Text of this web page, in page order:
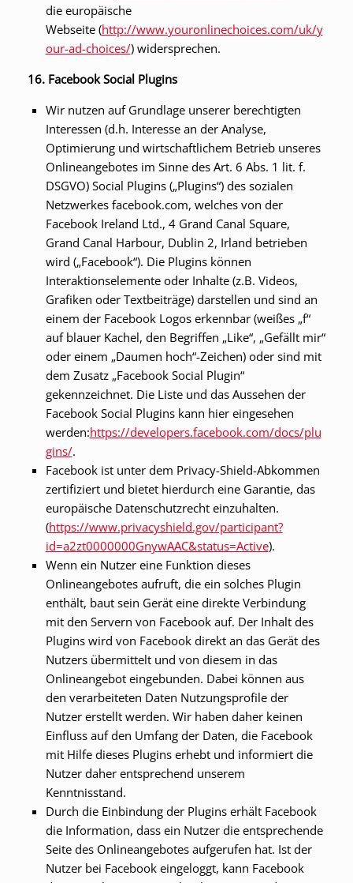
die europäische
Webseite (http://www.youronlinechoices.com/uk/y
our-ad-choices/) widersprechen.
16. Facebook Social Plugins
Wir nutzen auf Grundlage unserer berechtigten
Interessen (d.h. Interesse an der Analyse,
Optimierung und wirtschaftlichem Betrieb unseres
Onlineangebotes im Sinne des Art. 6 Abs. 1 lit. f.
DSGVO) Social Plugins („Plugins“) des sozialen
Netzwerkes facebook.com, welches von der
Facebook Ireland Ltd., 4 Grand Canal Square,
Grand Canal Harbour, Dublin 2, Irland betrieben
wird („Facebook“). Die Plugins können
Interaktionselemente oder Inhalte (z.B. Videos,
Grafiken oder Textbeiträge) darstellen und sind an
einem der Facebook Logos erkennbar (weißes „f“
auf blauer Kachel, den Begriffen „Like“, „Gefällt mir“
oder einem „Daumen hoch“-Zeichen) oder sind mit
dem Zusatz „Facebook Social Plugin“
gekennzeichnet. Die Liste und das Aussehen der
Facebook Social Plugins kann hier eingesehen
werden:https://developers.facebook.com/docs/plu
gins/.
Facebook ist unter dem Privacy-Shield-Abkommen
zertifiziert und bietet hierdurch eine Garantie, das
europäische Datenschutzrecht einzuhalten.
(https://www.privacyshield.gov/participant?
id=a2zt0000000GnywAAC&status=Active).
Wenn ein Nutzer eine Funktion dieses
Onlineangebotes aufruft, die ein solches Plugin
enthält, baut sein Gerät eine direkte Verbindung
mit den Servern von Facebook auf. Der Inhalt des
Plugins wird von Facebook direkt an das Gerät des
Nutzers übermittelt und von diesem in das
Onlineangebot eingebunden. Dabei können aus
den verarbeiteten Daten Nutzungsprofile der
Nutzer erstellt werden. Wir haben daher keinen
Einfluss auf den Umfang der Daten, die Facebook
mit Hilfe dieses Plugins erhebt und informiert die
Nutzer daher entsprechend unserem
Kenntnisstand.
Durch die Einbindung der Plugins erhält Facebook
die Information, dass ein Nutzer die entsprechende
Seite des Onlineangebotes aufgerufen hat. Ist der
Nutzer bei Facebook eingeloggt, kann Facebook